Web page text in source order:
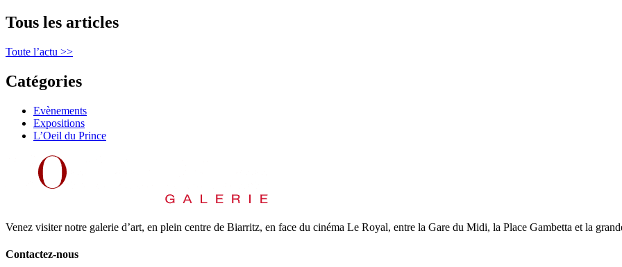
Tous les articles
Toute l’actu >>
Catégories
Evènements
Expositions
L’Oeil du Prince
Venez visiter notre galerie d’art, en plein centre de Biarritz, en face du cinéma Le Royal, entre la Gare du Midi, la Place Gambetta et la
Contactez-nous